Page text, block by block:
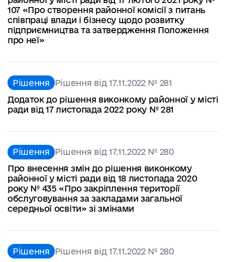
107 «Про створення районної комісії з питань
співпраці влади і бізнесу щодо розвитку
підприємництва та затвердження Положення
про неї»
Рішення Рішення від 17.11.2022 № 281
Додаток до рішення виконкому районної у місті
ради від 17 листопада 2022 року № 281
Рішення Рішення від 17.11.2022 № 280
Про внесення змін до рішення виконкому
районної у місті ради від 18 листопада 2020
року № 435 «Про закріплення території
обслуговування за закладами загальної
середньої освіти» зі змінами
Рішення Рішення від 17.11.2022 № 280